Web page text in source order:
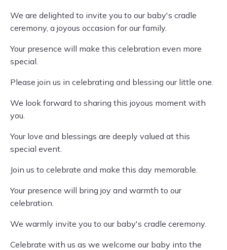
We are delighted to invite you to our baby's cradle
ceremony, a joyous occasion for our family.
Your presence will make this celebration even more
special.
Please join us in celebrating and blessing our little one.
We look forward to sharing this joyous moment with
you.
Your love and blessings are deeply valued at this
special event.
Join us to celebrate and make this day memorable.
Your presence will bring joy and warmth to our
celebration.
We warmly invite you to our baby's cradle ceremony.
Celebrate with us as we welcome our baby into the